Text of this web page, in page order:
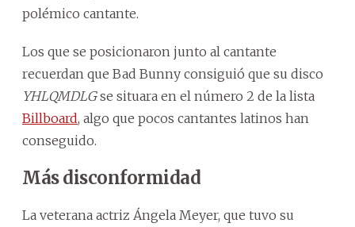
polémico cantante.
Los que se posicionaron junto al cantante
recuerdan que Bad Bunny consiguió que su disco
YHLQMDLGse situara en el número 2 de la lista
Billboard, algo que pocos cantantes latinos han
conseguido.
Más disconformidad
La veterana actriz Ángela Meyer, que tuvo su